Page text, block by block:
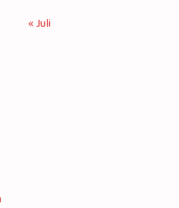
« Juli